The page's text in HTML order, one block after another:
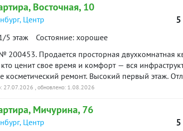
соседи.
автомобиля.
района:
сад для
остановки
квартира без обременений.Приходите на
нашей базе: 17434
, Восточная, 10
, Центр
5 этаж Состояние: хорошее
200453. Продается просторная двухкомнатная
ценит свое время и комфорт — вся
ремонт. Высокий первый этаж. Отличный вариант как для семьи,
в любое время, покажу в удобное для вас время.
объекту в подарок***
27.07.2026 , обновлено: 1.08.2026
, Мичурина, 76
, Центр